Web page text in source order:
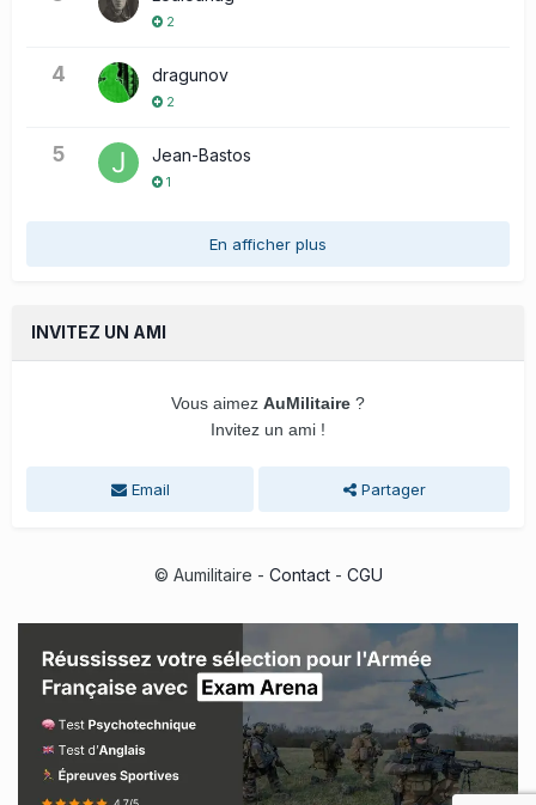
2
4 dragunov
2
5 Jean-Bastos
1
En afficher plus
INVITEZ UN AMI
Vous aimez AuMilitaire ?
Invitez un ami !
Email Partager
© Aumilitaire - Contact- CGU